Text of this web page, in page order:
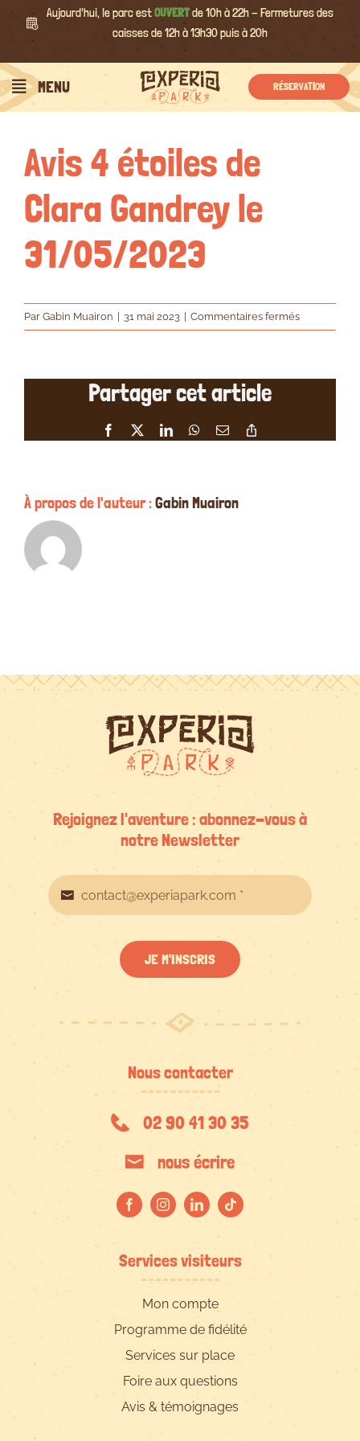
Aujourd'hui, le parc estOUVERTde 10h à 22h - Fermetures des
caisses de 12h à 13h30 puis à 20h
MENU RÉSERVATION
Précédent Suivant
Avis 4 étoiles de
Clara Gandrey le
31/05/2023
Par Gabin Muairon 31 mai 2023 Commentaires ferméssur
Avis
le
Partager cet article
Facebook LinkedInWhatsApp
Email
Link
À propos de l'auteur :Gabin Muairon
Rejoignez l'aventure : abonnez-vous à
notre Newsletter
JE M'INSCRIS
Nous contacter
02 90 41 30 35
nous écrire
Services visiteurs
Mon compte
Programme de fidélité
Services sur place
Foire aux questions
Avis & témoignages